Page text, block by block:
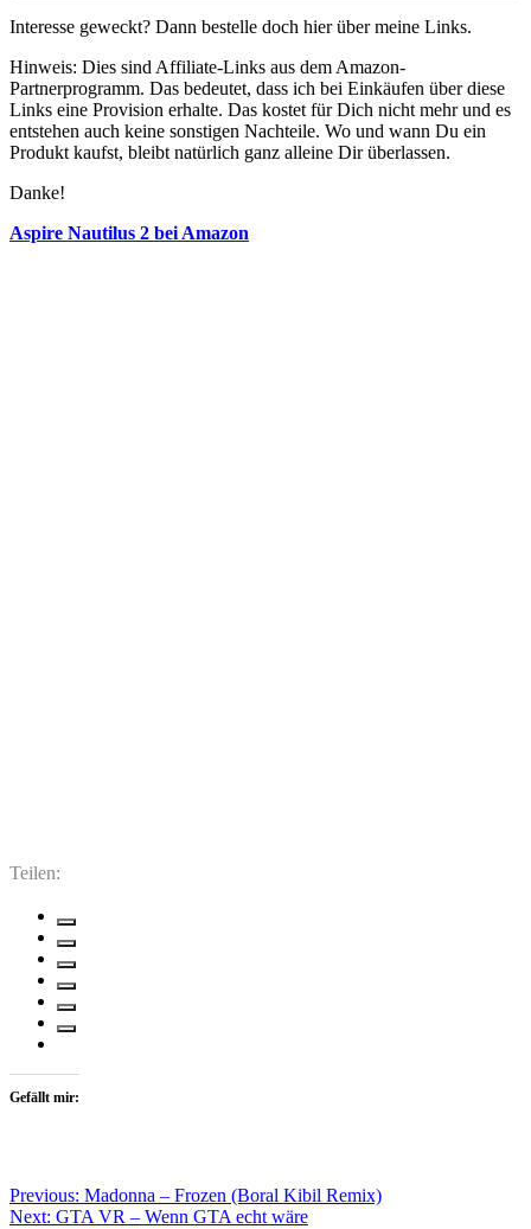
Interesse geweckt? Dann bestelle doch hier über meine Links.
Hinweis: Dies sind Affiliate-Links aus dem Amazon-
Partnerprogramm. Das bedeutet, dass ich bei Einkäufen über diese
Links eine Provision erhalte. Das kostet für Dich nicht mehr und es
entstehen auch keine sonstigen Nachteile. Wo und wann Du ein
Produkt kaufst, bleibt natürlich ganz alleine Dir überlassen.
Danke!
Aspire Nautilus 2 bei Amazon
Teilen:
Gefällt mir:
Beitragsnavigation
Previous: Madonna – Frozen (Boral Kibil Remix)
Next: GTA VR – Wenn GTA echt wäre